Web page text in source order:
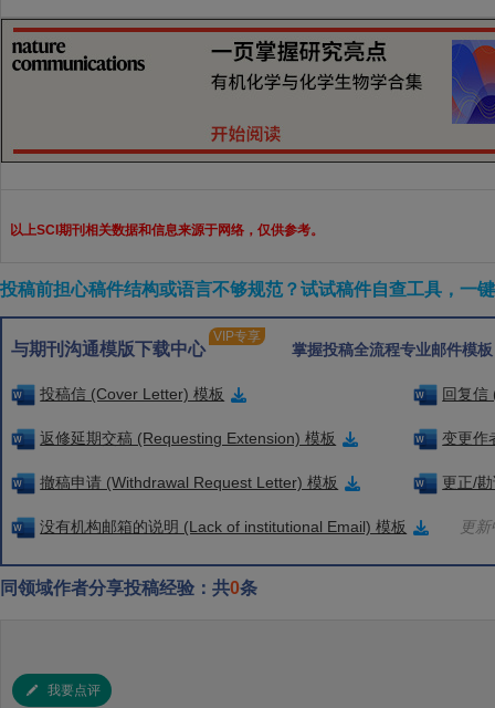
以上SCI期刊相关数据和信息来源于网络，仅供参考。
投稿前担心稿件结构或语言不够规范？试试稿件自查工具，一
与期刊沟通模版下载中心
VIP专享
掌握投稿全流程专业邮件模
投稿信 (Cover Letter) 模板 回复信
返修延期交稿 (Requesting Extension) 模板 变更作
撤稿申请 (Withdrawal Request Letter) 模板 更正/
没有机构邮箱的说明 (Lack of institutional Email) 模板 更
同领域作者分享投稿经验：共0条
我要点评